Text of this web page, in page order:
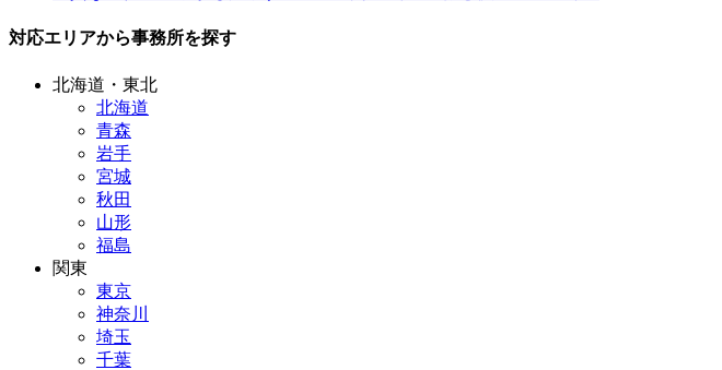
対応エリアから事務所を探す
北海道・東北
北海道
青森
岩手
宮城
秋田
山形
福島
関東
東京
神奈川
埼玉
千葉